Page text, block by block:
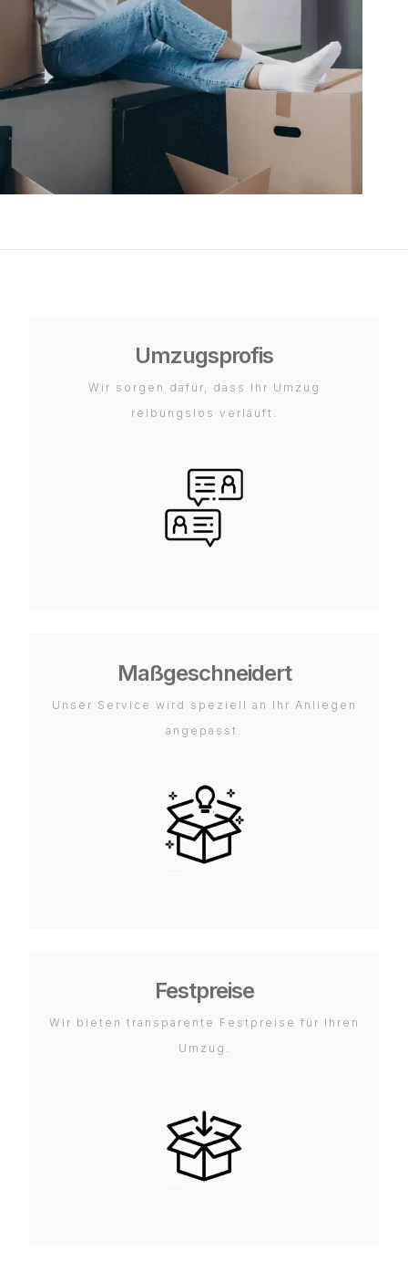
Umzugsprofis
Wir sorgen dafür, dass Ihr Umzug
reibungslos verläuft.
Maßgeschneidert
Unser Service wird speziell an Ihr Anliegen
angepasst.
Festpreise
Wir bieten transparente Festpreise für Ihren
Umzug.